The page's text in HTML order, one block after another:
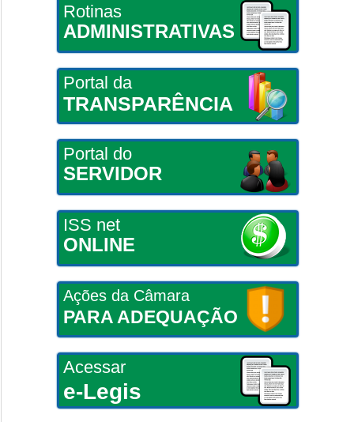
Rotinas
ADMINISTRATIVAS
Portal da
TRANSPARÊNCIA
Portal do
SERVIDOR
ISS net
ONLINE
Ações da Câmara
PARA ADEQUAÇÃO
Acessar
e-Legis